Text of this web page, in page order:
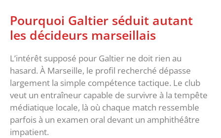
‎Pourquoi Galtier séduit autant
les décideurs marseillais
‎L’intérêt supposé pour Galtier ne doit rien au
hasard. À Marseille, le profil recherché dépasse
largement la simple compétence tactique. Le club
veut un entraîneur capable de survivre à la tempête
médiatique locale, là où chaque match ressemble
parfois à un examen oral devant un amphithéâtre
impatient.